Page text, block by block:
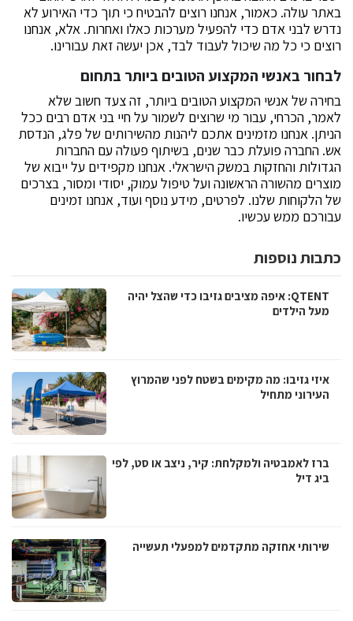
באתר עולה. כאמור, אנחנו רוצים להבטיח כי תוך כדי האירוע לא
נדרש לבני אדם כדי להפעיל מערכות כאלו ואחרות. אלא, אנחנו
רוצים כי כל מה שיכול לעבוד לבד, אכן יעשה זאת עבורינו.
לבחור באנשי המקצוע הטובים ביותר בתחום
בחירה של אנשי המקצוע הטובים ביותר, זה צעד חשוב שלא
לאמר, הכרחי, עבור מי שרוצים לשמור על חיי בני אדם רבים ככל
הניתן. אנחנו מזמינים אתכם ליהנות מהשירותים של פלג, הנדסת
אש. החברה פועלת כבר שנים, בשיתוף פעולה עם החברות
הגדולות והחזקות במשק הישראלי. אנחנו מקפידים על ייבוא של
מוצרים מהשורה הראשונה ועל טיפול עמוק, יסודי ומסור, בצרכים
של הלקוחות שלנו. לפרטים, מידע נוסף ועוד, אנחנו זמינים
עבורכם ממש עכשיו.
כתבות נוספות
QTENT: איפה מציבים גזיבו כדי שהצל יהיה
מעל הילדים
איזי גזיבו: מה מקימים בשטח לפני שהמרוץ
העירוני מתחיל
ברז לאמבטיה ולמקלחת: קיר, ניצב או סט, לפי
ביג דיל
שירותי אחזקה מתקדמים למפעלי תעשייה